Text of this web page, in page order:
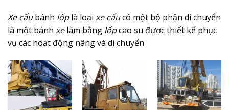
Xe cẩubánh lốplà loại xe cẩucó một bộ phận di chuyển
là một bánh xelàm bằng lốpcao su được thiết kế phục
vụ các hoạt động nâng và di chuyển